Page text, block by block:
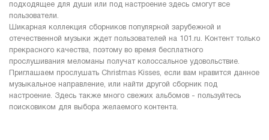
подходящее для души или под настроение здесь смогут все
пользователи.
Шикарная коллекция сборников популярной зарубежной и
отечественной музыки ждет пользователей на 101.ru. Контент только
прекрасного качества, поэтому во время бесплатного
прослушивания меломаны получат колоссальное удовольствие.
Приглашаем прослушать Christmas Kisses, если вам нравится данное
музыкальное направление, или найти другой сборник под
настроение. Здесь также много свежих альбомов - пользуйтесь
поисковиком для выбора желаемого контента.